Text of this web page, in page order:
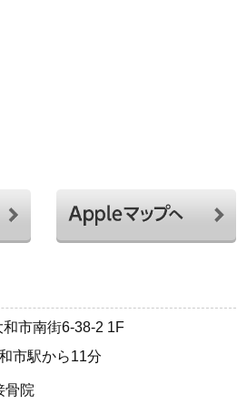
市南街6-38-2 1F
市駅から11分
骨院